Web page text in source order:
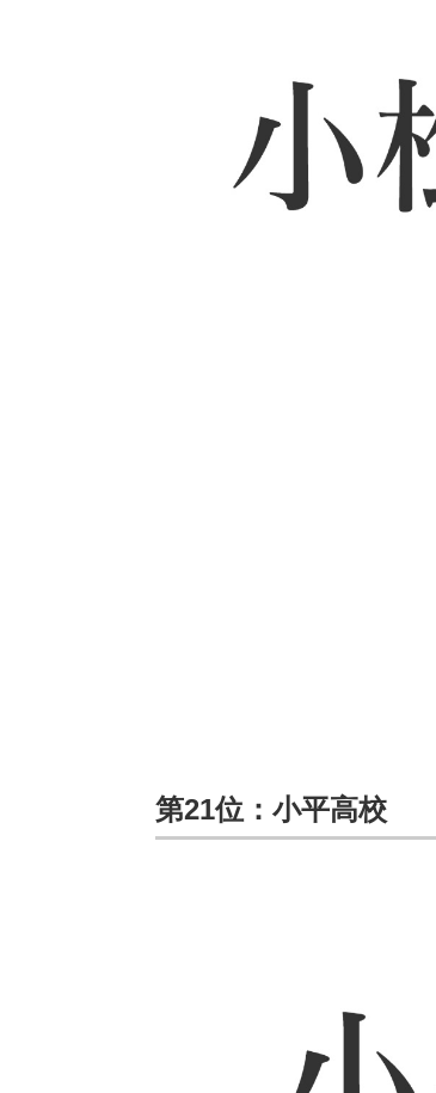
第21位：小平高校